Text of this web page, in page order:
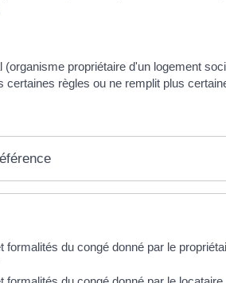
(organisme propriétaire d'un logement
certaines règles ou ne remplit plus
formalités du congé donné par le